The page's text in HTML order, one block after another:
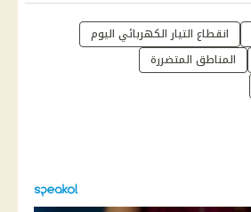
انقطاع التيار الكهربائي اليوم
المناطق المتضررة